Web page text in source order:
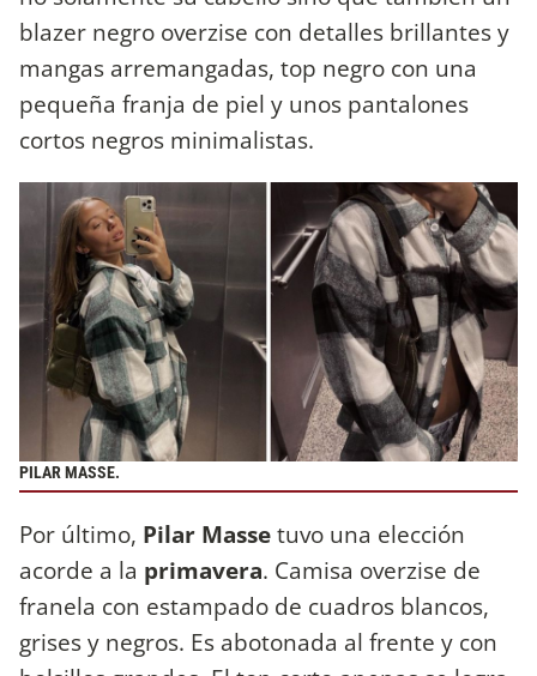
blazer negro overzise con detalles brillantes y
mangas arremangadas, top negro con una
pequeña franja de piel y unos pantalones
cortos negros minimalistas.
PILAR MASSE.
Por último, Pilar Massetuvo una elección
acorde a la primavera. Camisa overzise de
franela con estampado de cuadros blancos,
grises y negros. Es abotonada al frente y con